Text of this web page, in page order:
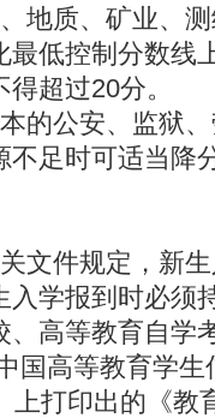
地质、矿业、
低控制分数线
超过20分。
的公安、监狱
足时可适当降
文件规定，新
入学报到时必须
高等教育自学
国高等教育学生
上打印出的《教